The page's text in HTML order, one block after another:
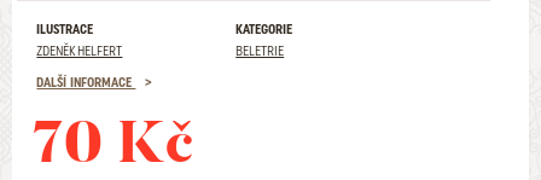
ILUSTRACE
ZDENĚK HELFERT
KATEGORIE
BELETRIE
DALŠÍ INFORMACE
70 Kč